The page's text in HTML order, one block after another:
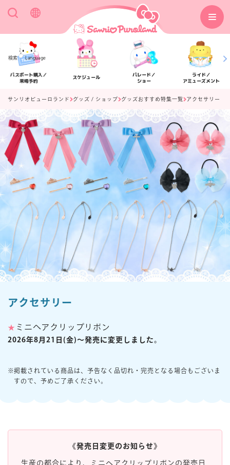
検索 Language
パスポート購入／
来場予約
スケジュール
パレード／
ショー
ライド／
アミューズメント
アクセス フロアマップ
楽しみ方 サービスガイド
サンリオピューロランド グッズ / ショップ グッズおすすめ特集一覧 アクセサリー
アクセサリー
★ ミニヘアクリップリボン
2026年8月21日(金)～発売に変更しました。
掲載されている商品は、予告なく品切れ・完売となる場合もございま
すので、予めご了承ください。
《発売日変更のお知らせ》
生産の都合により、ミニヘアクリップリボンの発売日